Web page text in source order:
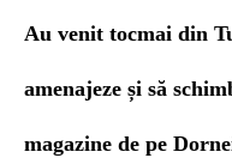
Au venit tocmai din
amenajeze și să
magazine de pe